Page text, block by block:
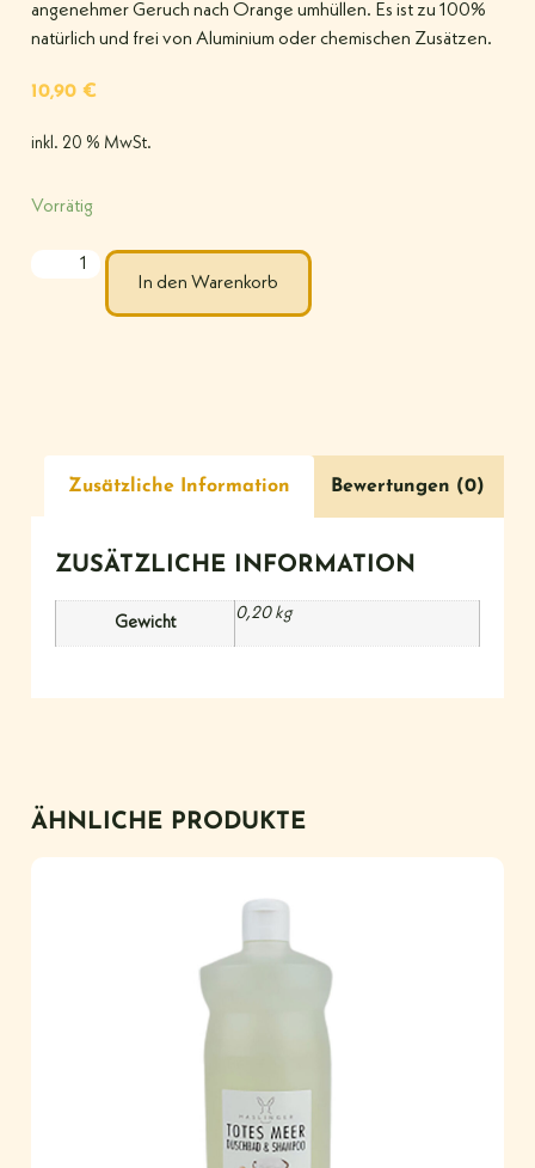
angenehmer Geruch nach Orange umhüllen. Es ist zu 100%
natürlich und frei von Aluminium oder chemischen Zusätzen.
10,90 €
inkl. 20 % MwSt.
Vorrätig
In den Warenkorb
Zusätzliche Information Bewertungen (0)
ZUSÄTZLICHE INFORMATION
Gewicht
0,20 kg
ÄHNLICHE PRODUKTE